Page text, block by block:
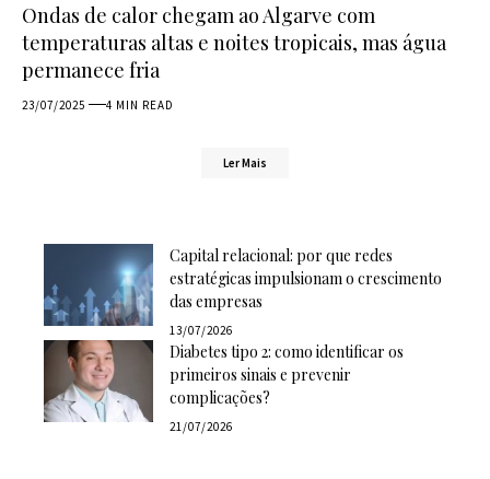
Ondas de calor chegam ao Algarve com
temperaturas altas e noites tropicais, mas água
permanece fria
23/07/2025 4 MIN READ
Ler Mais
Capital relacional: por que redes
estratégicas impulsionam o crescimento
das empresas
13/07/2026
Diabetes tipo 2: como identificar os
primeiros sinais e prevenir
complicações?
21/07/2026